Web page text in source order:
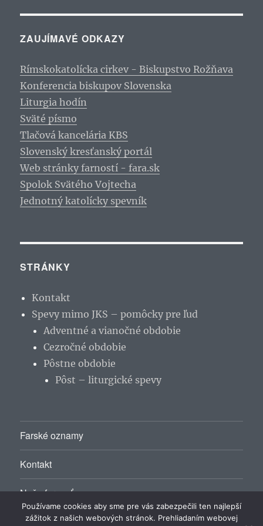
ZAUJÍMAVÉ ODKAZY
Rímskokatolícka cirkev - Biskupstvo Rožňava
Konferencia biskupov Slovenska
Liturgia hodín
Sväté písmo
Tlačová kancelária KBS
Slovenský kresťanský portál
Web stránky farností - fara.sk
Spolok Svätého Vojtecha
Jednotný katolícky spevník
STRÁNKY
Kontakt
Spevy mimo JKS – pomôcky pre ľud
Adventné a vianočné obdobie
Cezročné obdobie
Pôstne obdobie
Pôst – liturgické spevy
Farské oznamy
Kontakt
Naša farnosť
Používame cookies aby sme pre vás zabezpečili ten najlepší
zážitok z našich webových stránok. Prehliadaním webovej